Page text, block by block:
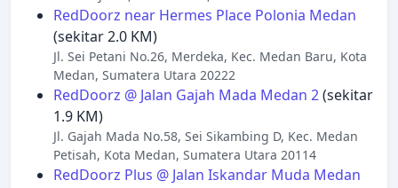
RedDoorz near Hermes Place Polonia Medan
(sekitar 2.0 KM)
Jl. Sei Petani No.26, Merdeka, Kec. Medan Baru, Kota
Medan, Sumatera Utara 20222
RedDoorz @ Jalan Gajah Mada Medan 2(sekitar
1.9 KM)
Jl. Gajah Mada No.58, Sei Sikambing D, Kec. Medan
Petisah, Kota Medan, Sumatera Utara 20114
RedDoorz Plus @ Jalan Iskandar Muda Medan